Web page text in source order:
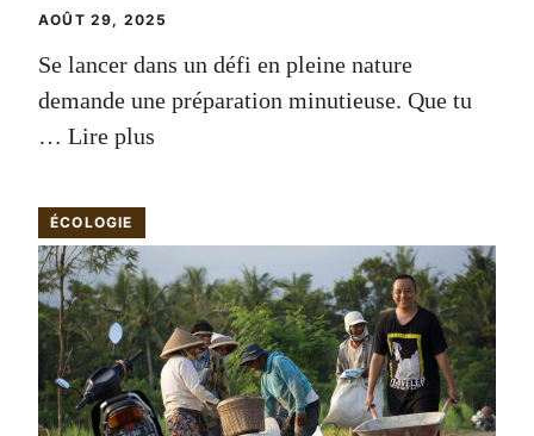
AOÛT 29, 2025
Se lancer dans un défi en pleine nature
demande une préparation minutieuse. Que tu
… Lire plus
ÉCOLOGIE